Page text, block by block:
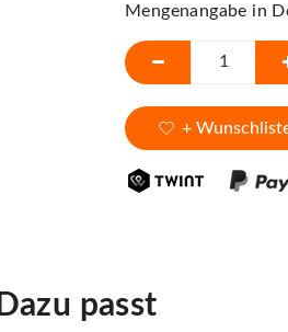
Mengenangabe in
+
Dazu passt